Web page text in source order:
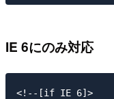
IE 6にのみ対応
<!--[if IE 6]>